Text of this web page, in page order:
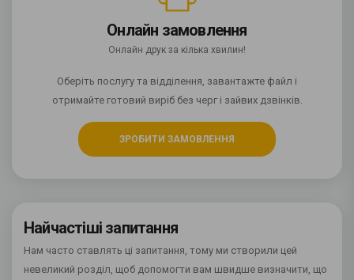
Онлайн замовлення
Онлайн друк за кілька хвилин!
Оберіть послугу та відділення, завантажте файл і
отримайте готовий виріб без черг і зайвих дзвінків.
ЗРОБИТИ ЗАМОВЛЕННЯ
Найчастіші запитання
Нам часто ставлять ці запитання, тому ми створили цей
невеликий розділ, щоб допомогти вам швидше визначити, що